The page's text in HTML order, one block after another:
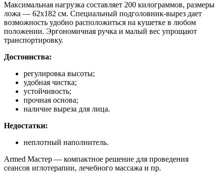
Максимальная нагрузка составляет 200 килограммов, размеры
ложа — 62х182 см. Специальный подголовник-вырез дает
возможность удобно расположиться на кушетке в любом
положении. Эргономичная ручка и малый вес упрощают
транспортировку.
Достоинства:
регулировка высоты;
удобная чистка;
устойчивость;
прочная основа;
наличие выреза для лица.
Недостатки:
неплотный наполнитель.
Armed Мастер — компактное решение для проведения
сеансов иглотерапии, лечебного массажа и пр.